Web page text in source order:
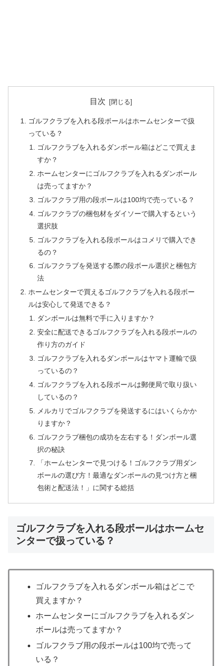
目次
ゴルフクラブを入れる段ボールはホームセンターで扱
っている？
ゴルフクラブを入れるダンボール箱はどこで買えま
すか？
ホームセンターにゴルフクラブを入れるダンボール
は売ってますか？
ゴルフクラブ用の段ボールは100均で売っている？
ゴルフクラブの梱包材をダイソーで購入するという
選択肢
ゴルフクラブを入れる段ボールはコメリで購入でき
るの？
ゴルフクラブを発送する際の段ボール選択と梱包方
法
ホームセンターで買えるゴルフクラブを入れる段ボー
ルは安心して発送できる？
ダンボールは無料で手に入りますか？
安全に配送できるゴルフクラブを入れる段ボールの
作り方のガイド
ゴルフクラブを入れるダンボールはヤマト運輸で扱
っているの？
ゴルフクラブを入れる段ボールは郵便局で取り扱い
しているの？
メルカリでゴルフクラブを発送するにはいくらかか
りますか？
ゴルフクラブ梱包の成功を左右する！ダンボール選
択の秘訣
「ホームセンターで見つける！ゴルフクラブ用ダン
ボールの選び方！最適なダンボールの見つけ方と梱
包術と配送法！」に関する総括
ゴルフクラブを入れる段ボールはホームセ
ンターで扱っている？
ゴルフクラブを入れるダンボール箱はどこで
買えますか？
ホームセンターにゴルフクラブを入れるダン
ボールは売ってますか？
ゴルフクラブ用の段ボールは100均で売って
いる？